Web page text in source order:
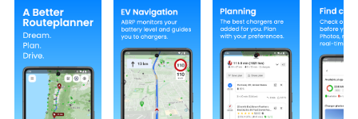
pembukaan 2 atau lebih akaun pada masa yang
sama mungkin. Dan yang paling penting, mesin
emulasi eksklusif kami dapat melepaskan potensi
penuh PC anda, menjadikan semuanya lancar dan
menyeronokkan.